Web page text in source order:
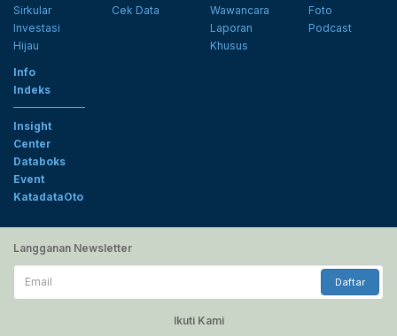
Sirkular
Investasi
Hijau
Cek Data
Wawancara
Laporan
Khusus
Foto
Podcast
Info
Indeks
Insight
Center
Databoks
Event
KatadataOto
Langganan Newsletter
Email
Daftar
Ikuti Kami